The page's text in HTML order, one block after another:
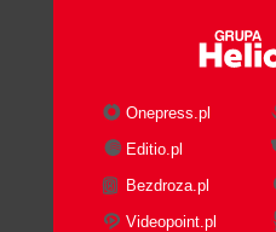
Onepress.pl
Editio.pl
Bezdroza.pl
Videopoint.pl